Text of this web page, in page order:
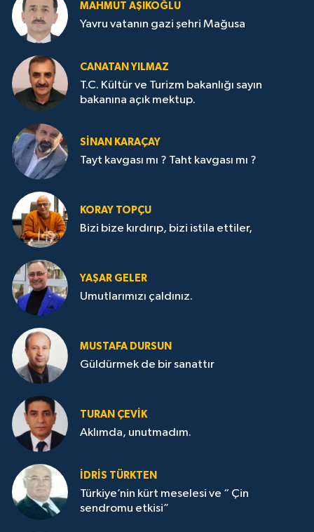
MAHMUT AŞIKOĞLU
Yavru vatanın gazi şehri Mağusa
CANATAN YILMAZ
T.C. Kültür ve Turizm bakanlığı sayın
bakanına açık mektup.
SİNAN KARAÇAY
Tayt kavgası mı ? Taht kavgası mı ?
KORAY TOPÇU
Bizi bize kırdırıp, bizi istila ettiler,
YAŞAR GELER
Umutlarımızı çaldınız.
MUSTAFA DURSUN
Güldürmek de bir sanattır
TURAN ÇEVİK
Aklımda, unutmadım.
İDRİS TÜRKTEN
Türkiye’nin kürt meselesi ve “ Çin
sendromu etkisi”